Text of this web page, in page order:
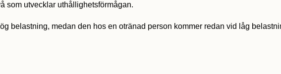
som utvecklar uthållighetsförmågan.
belastning, medan den hos en otränad person kommer redan vid låg